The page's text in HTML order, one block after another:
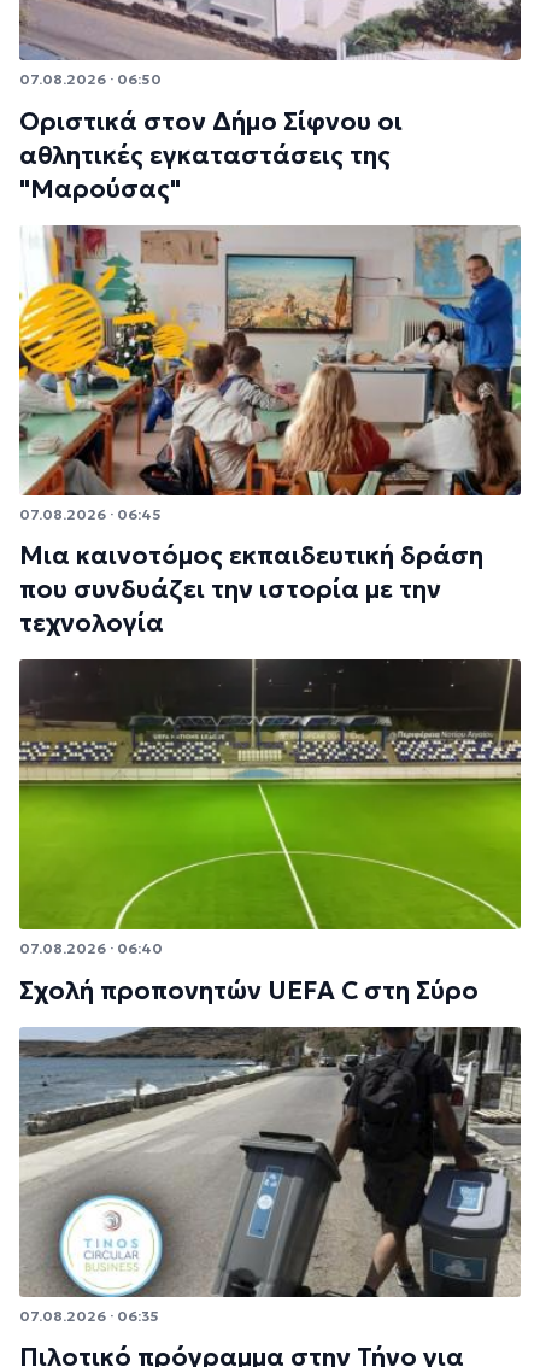
07.08.2026 · 06:50
Οριστικά στον Δήμο Σίφνου οι
αθλητικές εγκαταστάσεις της
"Μαρούσας"
07.08.2026 · 06:45
Μια καινοτόμος εκπαιδευτική δράση
που συνδυάζει την ιστορία με την
τεχνολογία
07.08.2026 · 06:40
Σχολή προπονητών UEFA C στη Σύρο
07.08.2026 · 06:35
Πιλοτικό πρόγραμμα στην Τήνο για